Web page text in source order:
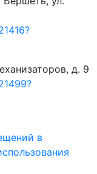
д. 9
в